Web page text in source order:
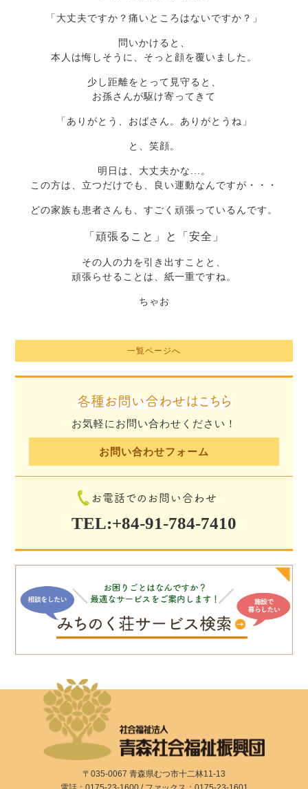
「大丈夫ですか？痛いところはないですか？」
問いかけると、
本人は悔しそうに、そっと顔を覆いました。
少し距離をとって見守ると、
お孫さんが駆け寄ってきて
「ありがとう、おばさん。ありがとうね」
と、笑顔。
明日は、大丈夫かな...。
この方は、立つだけでも、良い運動なんですが・・・
どの家族も患者さんも、すごく頑張っているんです。
「頑張ること」と「安全」
その人の力を引き出すことと、
頑張らせることは、紙一重ですね。
ちゃお
一覧ページへ
各種お問い合わせはこちら
お気軽にお問い合わせください！
お問い合わせフォーム
お電話でのお問い合わせ
TEL:+84-91-784-7410
〒035-0067 青森県むつ市十二林11-13